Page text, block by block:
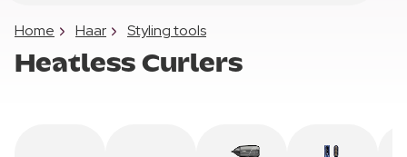
Home Haar Styling tools
Heatless Curlers